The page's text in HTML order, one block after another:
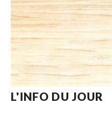
L'INFO DU JOUR